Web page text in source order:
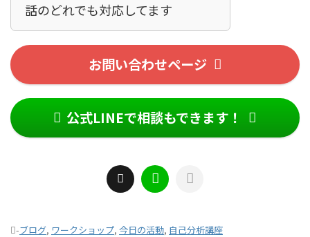
話のどれでも対応してます！
お問い合わせページ
公式LINEで相談もできます！
-ブログ, ワークショップ, 今日の活動, 自己分析講座